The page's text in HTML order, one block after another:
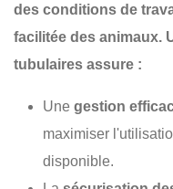
des conditions de
facilitée des animaux.
tubulaires assure :
Une gestion
maximiser
disponible.